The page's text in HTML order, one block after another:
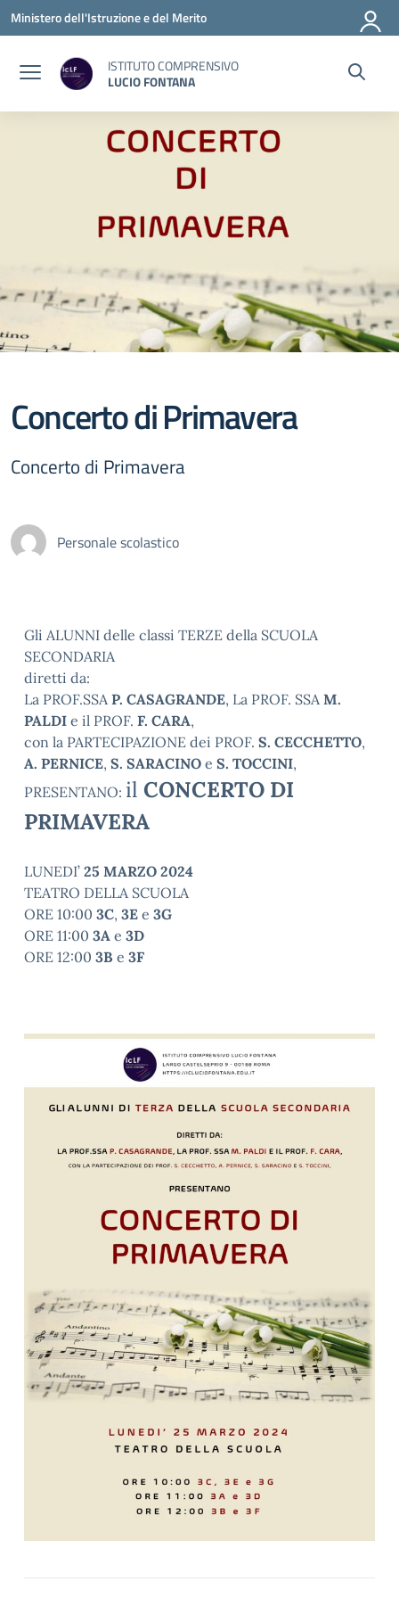
Vai ai contenuti
Vai al menu di navigazione
Vai al footer
Ministero dell'Istruzione e del Merito
ISTITUTO COMPRENSIVO
LUCIO FONTANA
Concerto di Primavera
Concerto di Primavera
Personale scolastico
Gli ALUNNI delle classi TERZE della SCUOLA
SECONDARIA
diretti da:
La PROF.SSAP. CASAGRANDE, La PROF. SSAM.
PALDI e il PROF. F. CARA,
con la PARTECIPAZIONE dei PROF. S. CECCHETTO,
A. PERNICE, S. SARACINO e S. TOCCINI,
PRESENTANO: il CONCERTO DI
PRIMAVERA
LUNEDI’ 25 MARZO 2024
TEATRO DELLA SCUOLA
ORE 10:00 3C, 3E e 3G
ORE 11:00 3A e 3D
ORE 12:00 3B e 3F